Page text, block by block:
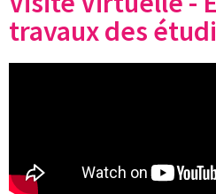
travaux des